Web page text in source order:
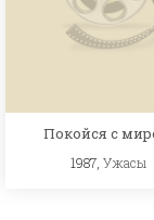
Покойся с
1987, Ужасы